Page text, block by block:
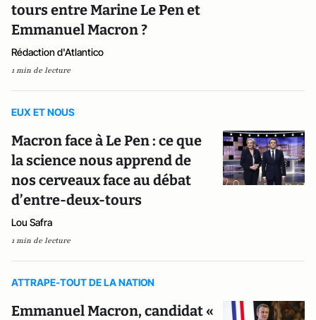
tours entre Marine Le Pen et
Emmanuel Macron ?
Rédaction d'Atlantico
1 min de lecture
EUX ET NOUS
Macron face à Le Pen : ce que
la science nous apprend de
nos cerveaux face au débat
d’entre-deux-tours
Lou Safra
1 min de lecture
ATTRAPE-TOUT DE LA NATION
Emmanuel Macron, candidat «